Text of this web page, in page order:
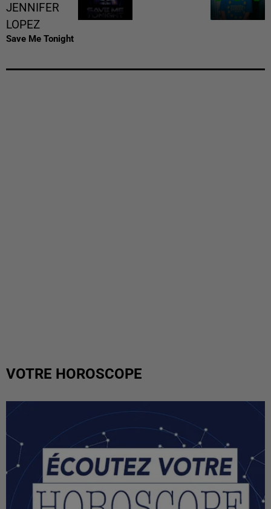
JENNIFER
LOPEZ
Save Me Tonight
VOTRE HOROSCOPE